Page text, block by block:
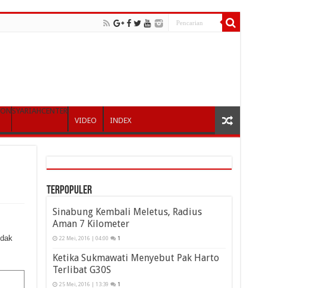
SYARIAHCENTER
VIDEO
INDEX
Terpopuler
Sinabung Kembali Meletus, Radius
Aman 7 Kilometer
22 Mei, 2016 | 04:00 1
Ketika Sukmawati Menyebut Pak Harto
Terlibat G30S
25 Mei, 2016 | 13:39 1